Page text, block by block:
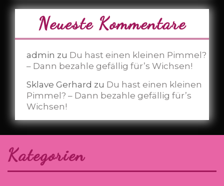
Neueste Kommentare
admin zu Du hast einen kleinen Pimmel?
– Dann bezahle gefällig für’s Wichsen!
Sklave Gerhard zu Du hast einen kleinen
Pimmel? – Dann bezahle gefällig für’s
Wichsen!
Kategorien